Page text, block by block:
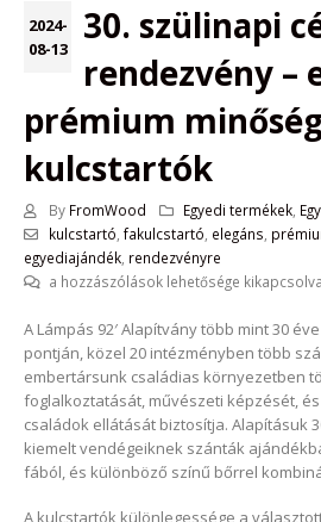
2024-
08-13
30. szülinapi
rendezvény –
prémium
kulcstartók
By FromWood Egyedi termékek
kulcstartó fakulcstartó elegáns
egyediajándék rendezvényre
30.
céges
rendezvény
–
elegáns,
prémium
minőségű
kulcstartók
a hozzászólások lehetősége kikapcsolva
A Lámpás 92′ Alapítvány több mint 30
pontján, közel 20 intézményben több
embertársunk családias környezetben
foglalkoztatását, művészeti képzését,
családok ellátását biztosítja. Alapításuk
kiemelt vendégeiknek szánták
fából, és különböző színű bőrrel
A kulcstartók különlegessége a